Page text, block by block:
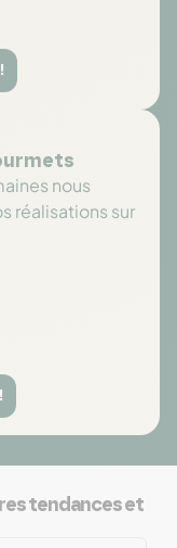
nous
réalisations sur
tendances et